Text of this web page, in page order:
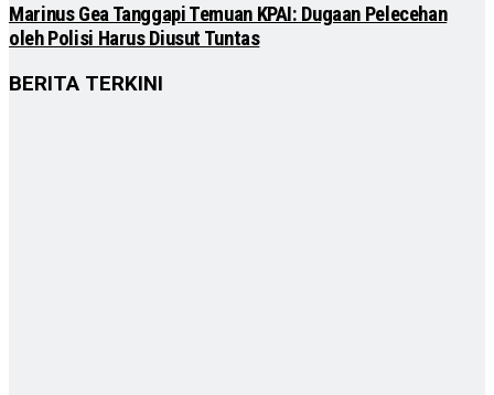
Marinus Gea Tanggapi Temuan KPAI: Dugaan Pelecehan
oleh Polisi Harus Diusut Tuntas
BERITA TERKINI